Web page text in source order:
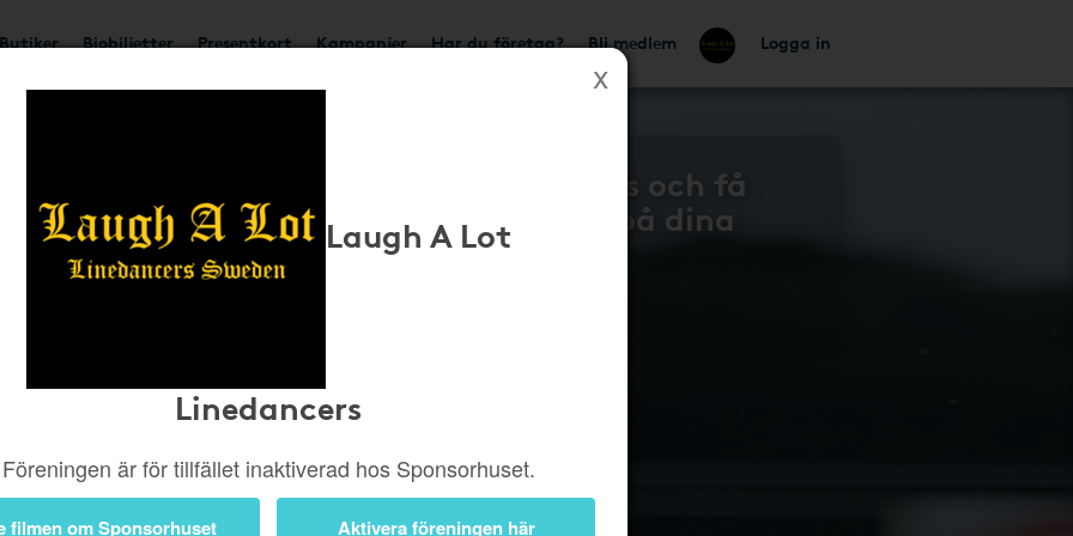
Butiker Biobiljetter Presentkort Kampanjer Har du företag? Bli medlem Logga in
Laugh A Lot
Linedancers
Föreningen är för tillfället inaktiverad hos Sponsorhuset.
filmen om Sponsorhuset Aktivera föreningen här
Bli medlem gratis och få
pengar tillbaka på dina
nätköp från 604